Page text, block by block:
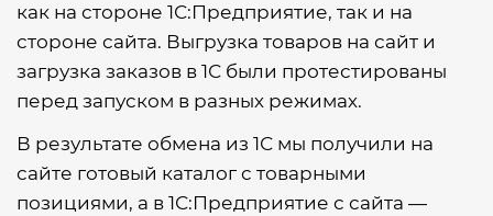
как на стороне 1С:Предприятие, так и на
стороне сайта. Выгрузка товаров на сайт и
загрузка заказов в 1С были протестированы
перед запуском в разных режимах.
В результате обмена из 1С мы получили на
сайте готовый каталог с товарными
позициями, а в 1С:Предприятие с сайта —